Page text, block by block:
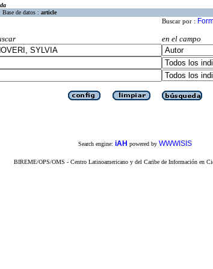
Base de datos : article
Buscar por :
en el campo
Search engine: iAH powered by WWWISIS
BIREME/OPS/OMS - Centro Latinoamericano y del Caribe de Información en